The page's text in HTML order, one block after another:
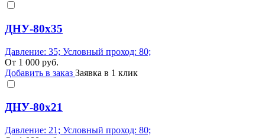
ДНУ-80х35
Давление: 35; Условный проход: 80;
От 1 000 руб.
Добавить в заказ Заявка в 1 клик
ДНУ-80х21
Давление: 21; Условный проход: 80;